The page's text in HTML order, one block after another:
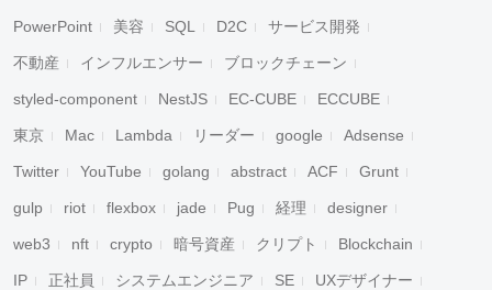
PowerPoint 美容 SQL D2C サービス開発
不動産 インフルエンサー ブロックチェーン
styled-component NestJS EC-CUBE ECCUBE
東京 Mac Lambda リーダー google Adsense
Twitter YouTube golang abstract ACF Grunt
gulp riot flexbox jade Pug 経理 designer
web3 nft crypto 暗号資産 クリプト Blockchain
IP 正社員 システムエンジニア SE UXデザイナー